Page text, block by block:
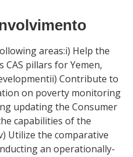
areas:i) Help the
pillars for Yemen,
Contribute to
on poverty monitoring
updating the Consumer
capabilities of the
Utilize the comparative
an operationally-